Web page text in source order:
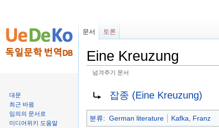
Eine Kreuzung
넘겨주기 문서
보
기
하
러
넘겨줄 대상:잡종 (Eine Kreuzung)
분류: German literature Kafka, Franz
문서 토론
대문
최근 바뀜
임의의 문서로
미디어위키 도움말